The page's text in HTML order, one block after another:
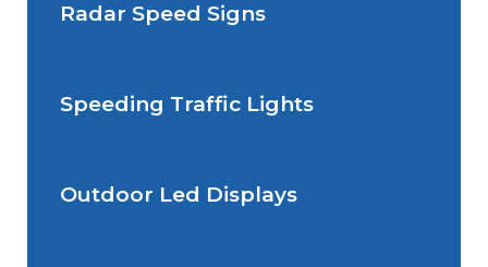
Situations de signalisation
Situations de signalisation
Radar Speed Signs
Radar Speed Sign
Speeding Traffic Lights
Speeding Traffic Light
Outdoor Led Displays